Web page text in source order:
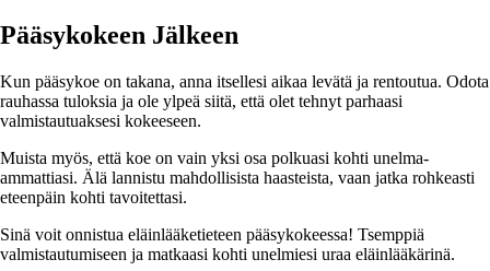
Pääsykokeen Jälkeen
Kun pääsykoe on takana, anna itsellesi aikaa levätä ja rentoutua. Odota
rauhassa tuloksia ja ole ylpeä siitä, että olet tehnyt parhaasi
valmistautuaksesi kokeeseen.
Muista myös, että koe on vain yksi osa polkuasi kohti unelma-
ammattiasi. Älä lannistu mahdollisista haasteista, vaan jatka rohkeasti
eteenpäin kohti tavoitettasi.
Sinä voit onnistua eläinlääketieteen pääsykokeessa! Tsemppiä
valmistautumiseen ja matkaasi kohti unelmiesi uraa eläinlääkärinä.